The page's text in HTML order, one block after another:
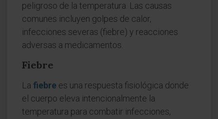
peligroso de la temperatura. Las causas
comunes incluyen golpes de calor,
infecciones severas (fiebre) y reacciones
adversas a medicamentos.
Fiebre
La fiebre es una respuesta fisiológica donde
el cuerpo eleva intencionalmente la
temperatura para combatir infecciones,